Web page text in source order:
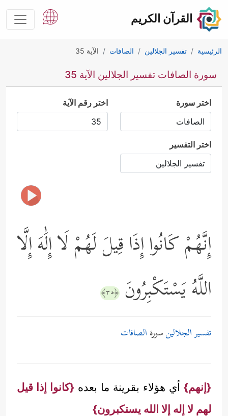
القرآن الكريم
الرئيسية تفسير الجلالين الصافات الآية 35
سورة الصافات تفسير الجلالين الآية 35
اختر سورة اختر رقم الآية
اختر التفسير
إِنَّهُمْ كَانُوا إِذَا قِيلَ لَهُمْ لَا إِلَٰهَ إِلَّا
اللَّهُ يَسْتَكْبِرُونَ ﴿٣٥﴾
تفسير الجلالينسورة الصافات
{إنهم} أي هؤلاء بقرينة ما بعده {كانوا إذا قيل
لهم لا إله إلا الله يستكبرون}